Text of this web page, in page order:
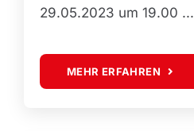
29.05.2023 um 19.00 ...
MEHR ERFAHREN